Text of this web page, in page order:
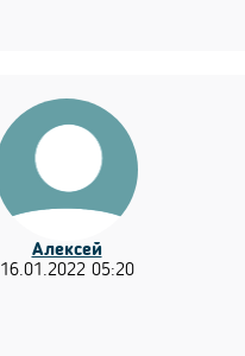
Алексей
16.01.2022 05:20